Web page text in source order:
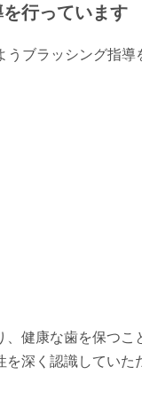
行っています
健康な歯を保つ
深く認識していた